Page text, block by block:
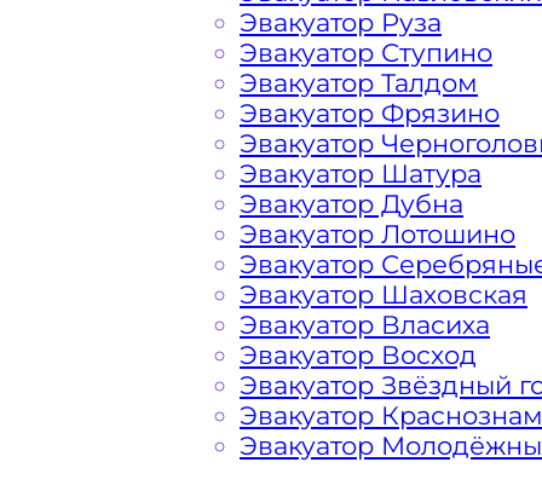
автомобилистов и гостей Столицы.
На стоимость эвакуации
Габариты, вес и тип
Заказанный эвакуатор
платформой
Маршрут от места вызова
Лесного Озера
Эвакуатор Руза
Эвакуатор Ступино
Эвакуатор Талдом
Эвакуатор Фрязино
Эвакуатор
Эвакуатор Шатура
Эвакуатор Дубна
Эвакуатор Лотошино
Эвакуатор
Эвакуатор Шаховская
Эвакуатор Власиха
Эвакуатор Восход
Эвакуатор Звёздный
Эвакуатор
Эвакуатор